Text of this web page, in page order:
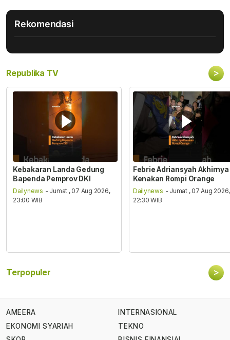
Rekomendasi
Republika TV >
Kebakaran Landa Gedung
Bapenda Pemprov DKI
Dailynews - Jumat , 07 Aug 2026,
23:00 WIB
Febrie Adriansyah Akhirnya
Kenakan Rompi Orange
Dailynews - Jumat , 07 Aug 2026,
22:30 WIB
Terpopuler >
AMEERA
EKONOMI SYARIAH
INTERNASIONAL
TEKNO